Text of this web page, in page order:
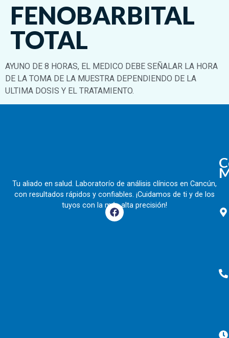
FENOBARBITAL
TOTAL
AYUNO DE 8 HORAS, EL MEDICO DEBE SEÑALAR LA HORA
DE LA TOMA DE LA MUESTRA DEPENDIENDO DE LA
ULTIMA DOSIS Y EL TRATAMIENTO.
Tu aliado en salud. Laboratorío de análisis clínicos en Cancún,
con resultados rápidos y confiables. ¡Cuidamos de ti y de los
tuyos con la más alta precisión!